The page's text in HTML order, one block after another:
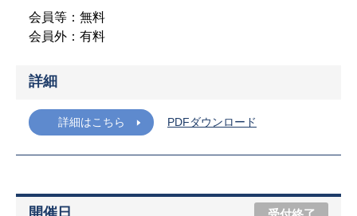
会員等：無料
会員外：有料
詳細
PDFダウンロード
詳細はこちら
開催日